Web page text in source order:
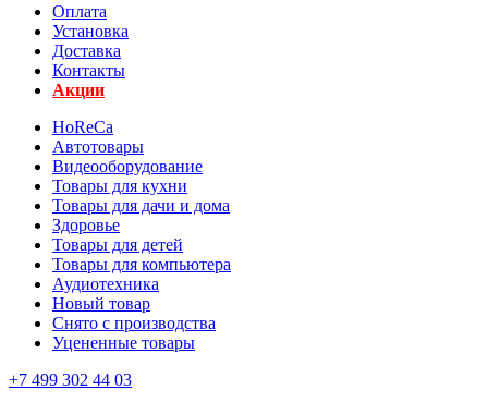
Оплата
Установка
Доставка
Контакты
Акции
HoReCa
Автотовары
Видеооборудование
Товары для кухни
Товары для дачи и дома
Здоровье
Товары для детей
Товары для компьютера
Аудиотехника
Новый товар
Снято с производства
Уцененные товары
+7 499 302 44 03